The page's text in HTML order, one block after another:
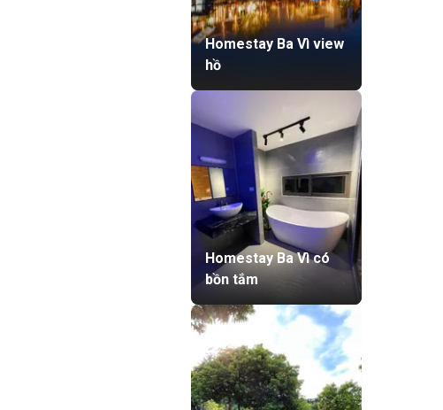
Homestay Ba Vì view
hồ
Homestay Ba Vì có
bồn tắm